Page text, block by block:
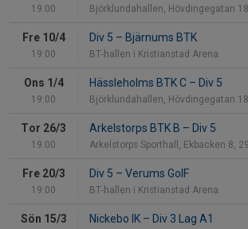
19:00 Björklundahallen, Hövdingegatan 18
Fre 10/4
19:00
Div 5 – Bjärnums BTK
BT-hallen i Kristianstad Arena.
Ons 1/4
19:00
Hässleholms BTK C – Div 5
Björklundahallen, Hövdingegatan 18
Tor 26/3
19:00
Arkelstorps BTK B – Div 5
Arkelstorps Sporthall, Ekbacken 8, 29155
Fre 20/3
19:00
Div 5 – Verums GoIF
BT-hallen i Kristianstad Arena.
Sön 15/3 Nickebo IK – Div 3 Lag A1